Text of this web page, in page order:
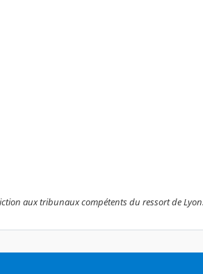
aux tribunaux compétents du ressort de Lyon.